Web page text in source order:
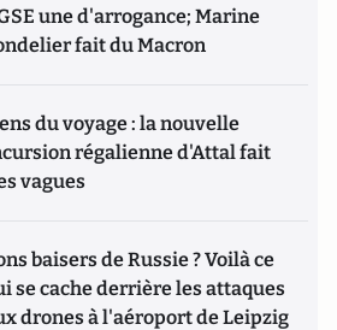
une d'arrogance; Marine
fait du Macron
du voyage : la nouvelle
régalienne d'Attal fait
vagues
baisers de Russie ? Voilà ce
se cache derrière les attaques
drones à l'aéroport de Leipzig